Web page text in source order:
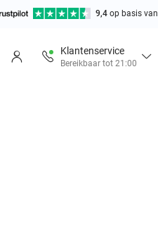
9,4 op basis van
Klantenservice
Bereikbaar tot 21:00